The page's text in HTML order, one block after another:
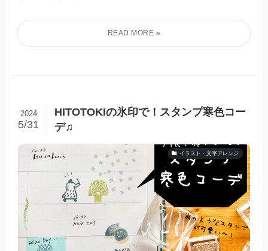
HITOTOKIの氷印で！スタンプ寒色コー
デ♫
2024
5/31
イラスト・文字アレンジ